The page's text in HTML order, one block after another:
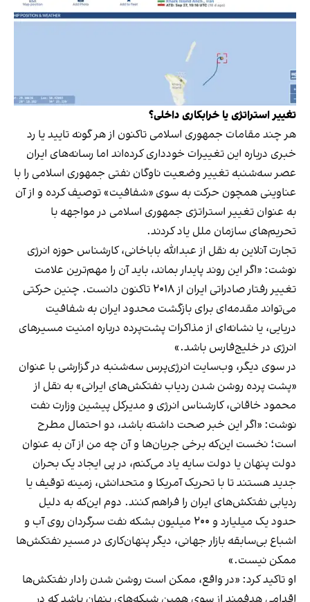
تغییر استراتژی یا خرابکاری داخلی؟
هر چند مقامات جمهوری اسلامی تاکنون از هر گونه تایید یا رد
خبری درباره این تغییرات خود‌داری کرده‌اند اما رسانه‌های ایران
عصر سه‌شنبه تغییر وضعیت ناوگان نفتی جمهوری اسلامی را با
عناوینی همچون حرکت به سوی «شفافیت» توصیف کرده و از آن
به عنوان تغییر استراتژی جمهوری اسلامی در مواجهه با
تحریم‌های سازمان ملل یاد کردند.
تجارت آنلاین به نقل از عبدالله باباخانی، کارشناس حوزه انرژی
نوشت: «‌اگر این روند پایدار بماند، باید آن را مهم‌ترین علامت
تغییر رفتار صادراتی ایران از ۲۰۱۸ تاکنون دانست. چنین حرکتی
می‌تواند مقدمه‌ای برای بازگشت محدود ایران به شفافیت
دریایی، یا نشانه‌ای از مذاکرات پشت‌پرده درباره امنیت مسیرهای
انرژی در خلیج‌فارس باشد.»
در سوی دیگر، وب‌سایت انرژی‌پرس سه‌شنبه در گزارشی با عنوان
«پشت پرده روشن شدن ردیاب نفتکش‌های ایرانی» به نقل از
محمود خاقانی، کارشناس انرژی و مدیرکل پیشین وزارت نفت
نوشت: «اگر این خبر صحت داشته باشد، دو احتمال مطرح
است؛ نخست این‌که برخی جریان‌ها و آن چه من از آن به عنوان
دولت پنهان یا دولت سایه یاد می‌کنم، در پی ایجاد یک بحران
جدید هستند تا با تحریک آمریکا و متحدانش، زمینه توقیف یا
ردیابی نفتکش‌های ایران را فراهم کنند. دوم این‌که به دلیل
حدود یک میلیارد و ۲۰۰ میلیون بشکه نفت سرگردان روی آب و
اشباع بی‌سابقه بازار جهانی، دیگر پنهان‌کاری در مسیر نفتکش‌ها
ممکن نیست.»
او تاکید کرد: «در واقع، ممکن است روشن شدن رادار نفتکش‌ها